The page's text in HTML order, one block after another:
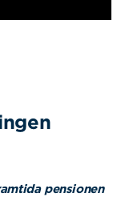
pensionen